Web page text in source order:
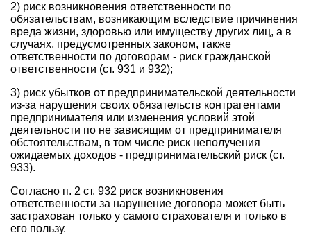
2) риск возникновения ответственности по
обязательствам, возникающим вследствие причинения
вреда жизни, здоровью или имуществу других лиц, а в
случаях, предусмотренных законом, также
ответственности по договорам - риск гражданской
ответственности (ст. 931 и 932);
3) риск убытков от предпринимательской деятельности
из-за нарушения своих обязательств контрагентами
предпринимателя или изменения условий этой
деятельности по не зависящим от предпринимателя
обстоятельствам, в том числе риск неполучения
ожидаемых доходов - предпринимательский риск (ст.
933).
Согласно п. 2 ст. 932 риск возникновения
ответственности за нарушение договора может быть
застрахован только у самого страхователя и только в
его пользу.